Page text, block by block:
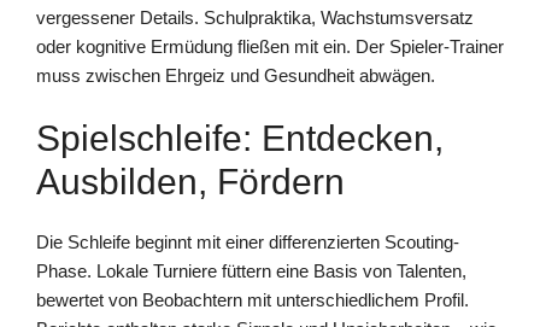
vergessener Details. Schulpraktika, Wachstumsversatz
oder kognitive Ermüdung fließen mit ein. Der Spieler-Trainer
muss zwischen Ehrgeiz und Gesundheit abwägen.
Spielschleife: Entdecken,
Ausbilden, Fördern
Die Schleife beginnt mit einer differenzierten Scouting-
Phase. Lokale Turniere füttern eine Basis von Talenten,
bewertet von Beobachtern mit unterschiedlichem Profil.